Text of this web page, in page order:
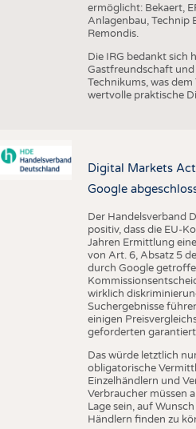
ermöglicht: Bekaert,
Anlagenbau, Technip
Remondis.
Die IRG bedankt sich
Gastfreundschaft
Technikums, was
wertvolle praktische
Digital Markets
Google
Der Handelsverband
positiv, dass die EU-
Jahren Ermittlung
von Art. 6, Absatz 5
durch Google
wirklich
Suchergebnisse
einigen
geforderten
Das würde letztlich
obligatorische
Einzelhändlern und
Verbraucher müssen
Lage sein, auf
Händlern finden zu